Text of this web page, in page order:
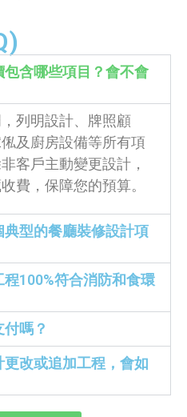
含哪些項目？會不會
列明設計、牌照顧
及廚房設備等所有項
客戶主動變更設計，
費，保障您的預算。
型的餐廳裝修設計項
100%符合消防和食環
嗎？
改或追加工程，會如